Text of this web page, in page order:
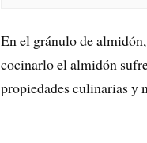
En el gránulo de
cocinarlo el almidón
propiedades culinarias y